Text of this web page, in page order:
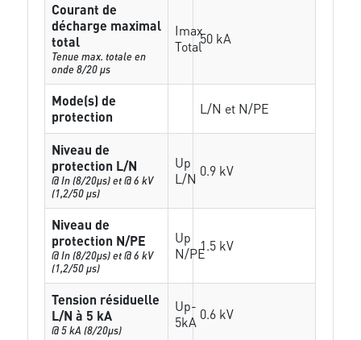
Courant de
décharge maximal
total
Tenue max. totale en
onde 8/20 µs
Imax
Total50 kA
Mode(s) de
protection
L/N et N/PE
Niveau de
protection L/N
@ In (8/20µs) et @ 6 kV
(1,2/50 µs)
Up
L/N 0.9 kV
Niveau de
protection N/PE
@ In (8/20µs) et @ 6 kV
(1,2/50 µs)
Up
N/PE1.5 kV
Tension résiduelle
L/N à 5 kA
@ 5 kA (8/20µs)
Up-
5kA 0.6 kV